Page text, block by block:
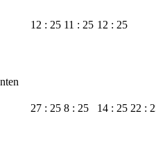
12 : 25 11 : 25 12 : 25
27 : 25 8 : 25 14 : 25 22 :